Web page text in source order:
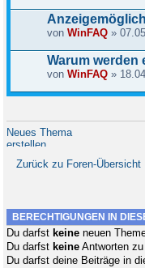
vonWinFAQ »
Warum werden
vonWinFAQ »
Neues Thema
erstellen
Zurück zu Foren-Übersicht
BERECHTIGUNGEN IN
Du darfst keine neuen
Du darfst keine Antworten
Du darfst deine Beiträge in